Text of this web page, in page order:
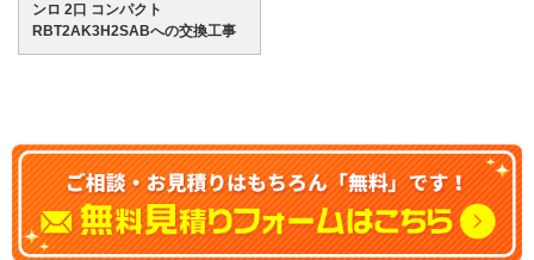
ンロ 2口 コンパクト
RBT2AK3H2SABへの交換工事